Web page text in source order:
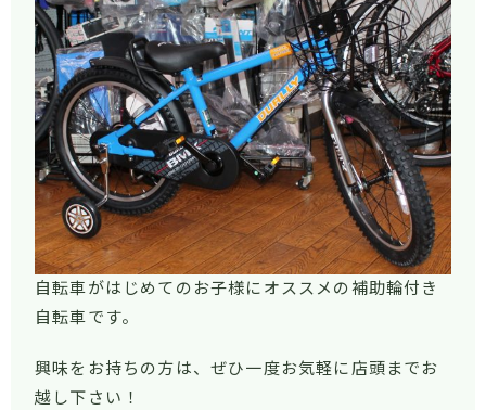
自転車がはじめてのお子様にオススメの補助輪付き
自転車です。
興味をお持ちの方は、ぜひ一度お気軽に店頭までお
越し下さい！